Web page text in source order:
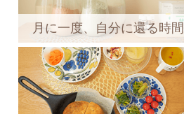
月に一度、自分に還る時間